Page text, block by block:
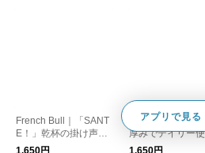
French Bull｜「SANT
E！」乾杯の掛け声を
靴下に サンテソック
1,650円
French Bull｜程
厚みでデイリー
やすい！マッシュ
1,650円
アプリで見る